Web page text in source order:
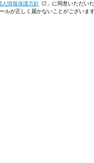
人情報保護方針
」に同意いただい
ルが正しく届かないことがございます